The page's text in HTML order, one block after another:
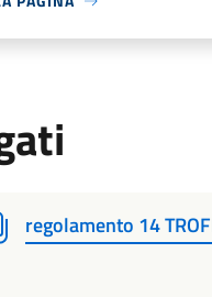
regolamento 14